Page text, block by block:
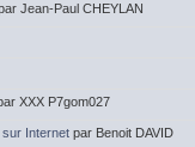
Jean-Paul CHEYLAN
XXX P7gom027
sur Internet par Benoit DAVID